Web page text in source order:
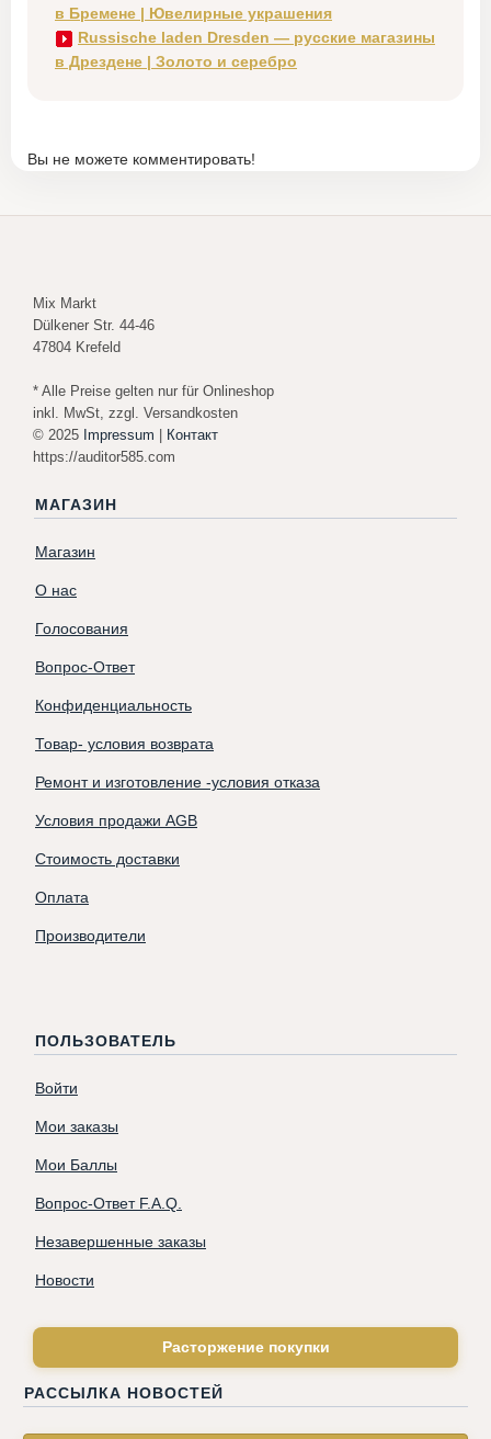
в Бремене | Ювелирные украшения
Russische laden Dresden — русские магазины
в Дрездене | Золото и серебро
Вы не можете комментировать!
Mix Markt
Dülkener Str. 44-46
47804 Krefeld
* Alle Preise gelten nur für Onlineshop
inkl. MwSt, zzgl. Versandkosten
© 2025 Impressum
Контакт
https://auditor585.com
МАГАЗИН
Магазин
О нас
Голосования
Вопрос-Ответ
Конфиденциальность
Товар- условия возврата
Ремонт и изготовление -условия отказа
Условия продажи AGB
Стоимость доставки
Оплата
Производители
ПОЛЬЗОВАТЕЛЬ
Войти
Мои заказы
Мои Баллы
Вопрос-Ответ F.A.Q.
Незавершенные заказы
Новости
Расторжение покупки
РАССЫЛКА НОВОСТЕЙ